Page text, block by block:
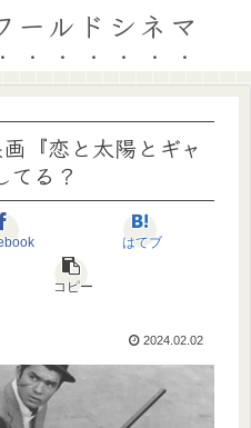
ールドシネマ
『恋と太陽とギャ
てる？
はてブ
コピー
2024.02.02